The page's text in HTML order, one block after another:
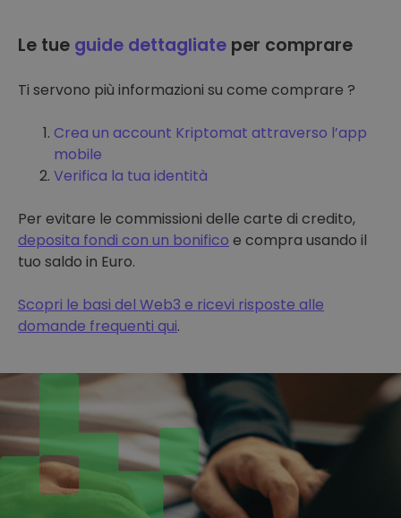
Le tue guide dettagliate per comprare
Ti servono più informazioni su come comprare ?
Crea un account Kriptomat attraverso l’app
mobile
Verifica la tua identità
Per evitare le commissioni delle carte di credito,
deposita fondi con un bonifico e compra usando il
tuo saldo in Euro.
Scopri le basi del Web3 e ricevi risposte alle
domande frequenti qui.